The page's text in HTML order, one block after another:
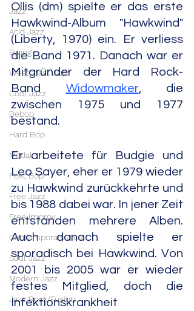
Jazz
Acid Jazz
Swing
Westcoast Jazz
Cool Jazz
Bebop
Hard Bop
Modal
Post Bop
Free Jazz
Free Improv
Contemporary Jazz
Soul Jazz
Modern Jazz
Jazz Rock/Fusion
Ollis (dm) spielte er das erste
Hawkwind-Album "Hawkwind"
(Liberty, 1970) ein. Er verliess
die Band 1971. Danach war er
Mitgründer der Hard Rock-
Band Widowmaker, die
zwischen 1975 und 1977
bestand.
Er arbeitete für Budgie und
Leo Sayer, eher er 1979 wieder
zu Hawkwind zurückkehrte und
bis 1988 dabei war. In jener Zeit
entstanden mehrere Alben.
Auch danach spielte er
sporadisch bei Hawkwind. Von
2001 bis 2005 war er wieder
festes Mitglied, doch die
Infektionskrankheit